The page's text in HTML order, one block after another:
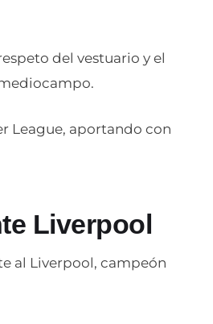
del vestuario y el
League, aportando con
Liverpool
al Liverpool, campeón